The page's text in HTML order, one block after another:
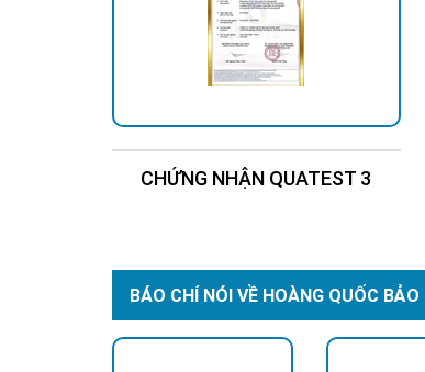
CHỨNG NHẬN QUATEST 3
BÁO CHÍ NÓI VỀ HOÀNG QUỐC BẢO